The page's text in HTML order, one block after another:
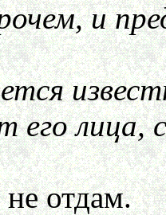
и
лица,
отдам.